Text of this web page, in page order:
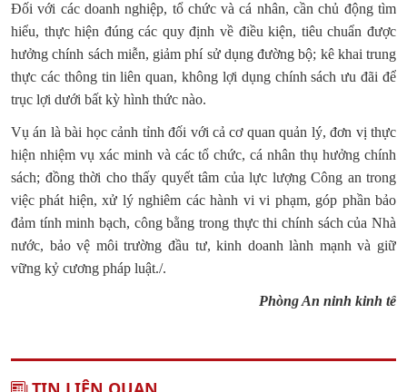
Đối với các doanh nghiệp, tổ chức và cá nhân, cần chủ động tìm
hiểu, thực hiện đúng các quy định về điều kiện, tiêu chuẩn được
hưởng chính sách miễn, giảm phí sử dụng đường bộ; kê khai trung
thực các thông tin liên quan, không lợi dụng chính sách ưu đãi để
trục lợi dưới bất kỳ hình thức nào.
Vụ án là bài học cảnh tỉnh đối với cả cơ quan quản lý, đơn vị thực
hiện nhiệm vụ xác minh và các tổ chức, cá nhân thụ hưởng chính
sách; đồng thời cho thấy quyết tâm của lực lượng Công an trong
việc phát hiện, xử lý nghiêm các hành vi vi phạm, góp phần bảo
đảm tính minh bạch, công bằng trong thực thi chính sách của Nhà
nước, bảo vệ môi trường đầu tư, kinh doanh lành mạnh và giữ
vững kỷ cương pháp luật./.
Phòng An ninh kinh tế